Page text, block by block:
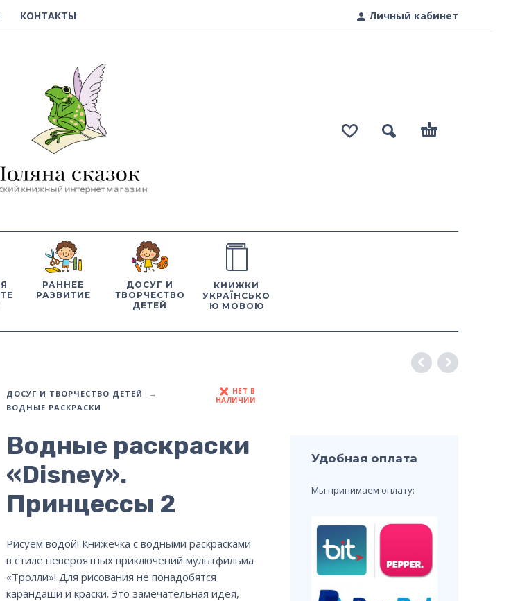
Личный кабинет
КОНТАКТЫ
РАННЕЕ
РАЗВИТИЕ
ДОСУГ И
ТВОРЧЕСТВО
ДЕТЕЙ
КНИЖКИ
УКРАЇНСЬКО
Ю МОВОЮ
ДОСУГ И ТВОРЧЕСТВО ДЕТЕЙ
ВОДНЫЕ РАСКРАСКИ
НЕТ В
НАЛИЧИИ
Водные раскраски
«Disney».
Принцессы 2
Рисуем водой! Книжечка с водными раскрасками
в стиле невероятных приключений мультфильма
«Тролли»! Для рисования не понадобятся
карандаши и краски. Это замечательная идея,
Удобная оплата
Мы принимаем оплату: